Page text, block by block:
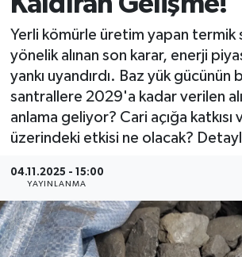
Yerli kömürle üretim yapan termik
yönelik alınan son karar, enerji
yankı uyandırdı. Baz yük gücünün
santrallere 2029'a kadar verilen
anlama geliyor? Cari açığa katkısı
üzerindeki etkisi ne olacak?
04.11.2025 - 15:00
YAYINLANMA
MAGAZİN
ÖZEL HABER
RESMİ İLANLAR
SİYASET
SOSYAL YARDIMLAR